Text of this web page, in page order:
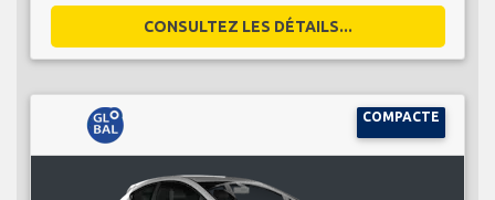
CONSULTEZ LES DÉTAILS...
COMPACTE